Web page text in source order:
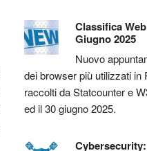
Classifica
Giugno 2025
Nuovo
dei browser più utilizzati in
raccolti da Statcounter e
ed il 30 giugno 2025.